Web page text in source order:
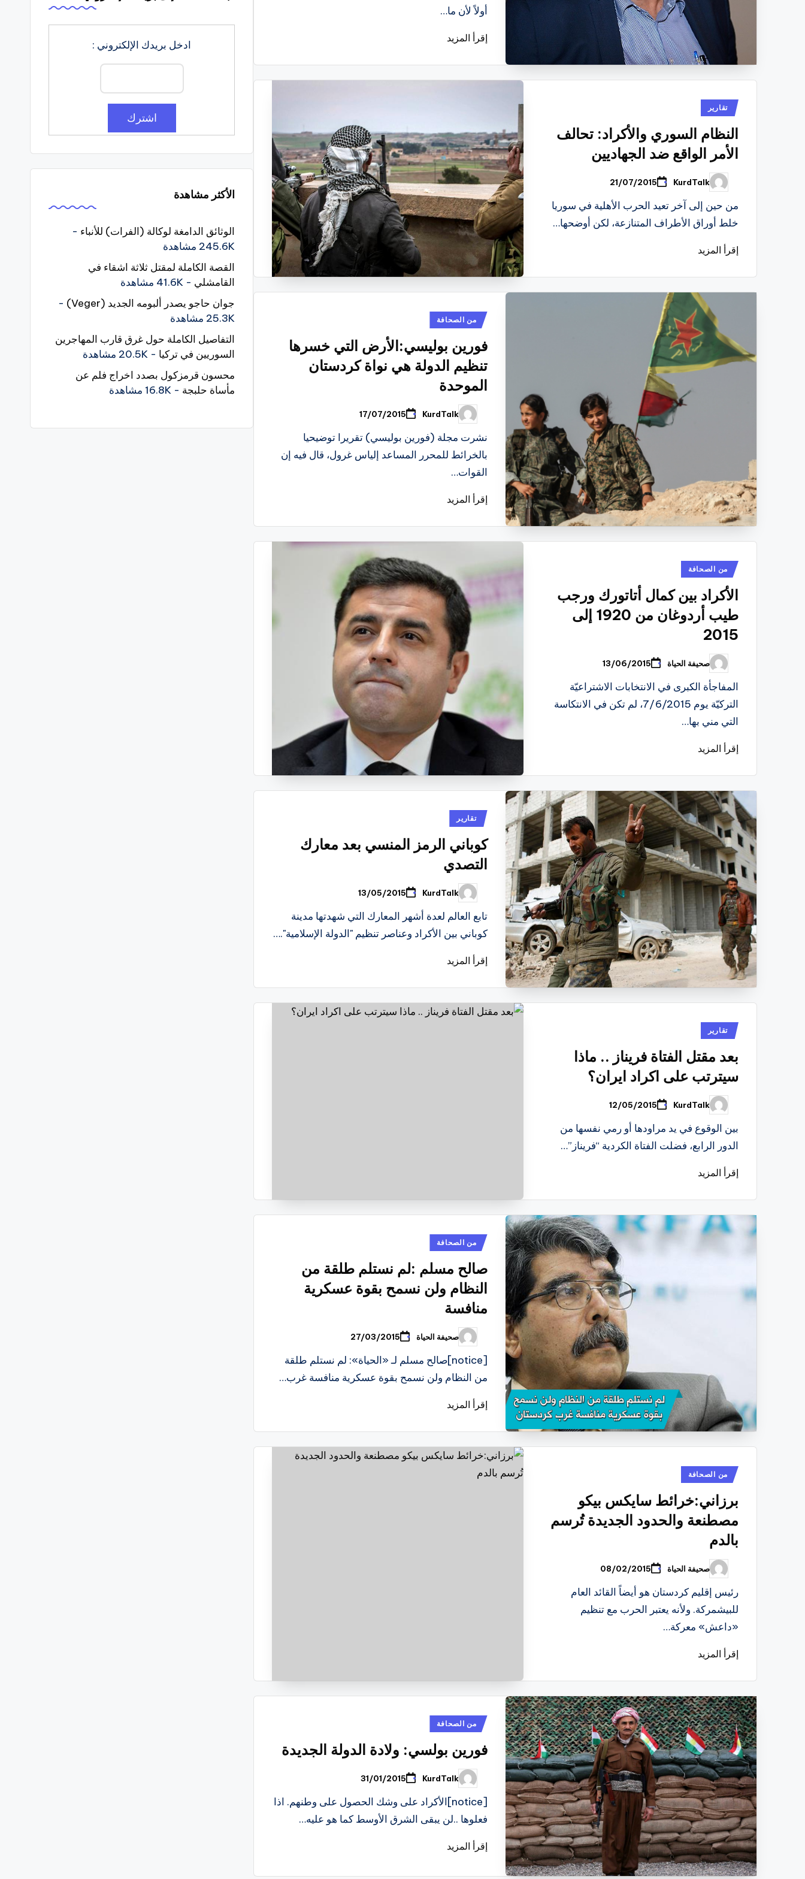
أولاً لأن ما…
إقرأ المزيد
نُشرتقارير
النظام السوري والأكراد: تحالف
الأمر الواقع ضد الجهاديين
تمّ
النشر
بواسطة
KurdTalk
21/07/2015
من حين إلى آخر تعيد الحرب الأهلية في سوريا
خلط أوراق الأطراف المتنازعة، لكن أوضحها…
إقرأ المزيد
نُشرمن الصحافة
فورين بوليسي:الأرض التي خسرها
تنظيم الدولة هي نواة كردستان
الموحدة
تمّ
النشر
بواسطة
KurdTalk
17/07/2015
نشرت مجلة (فورين بوليسي) تقريرا توضيحيا
بالخرائط للمحرر المساعد إلياس غرول، قال فيه إن
القوات…
إقرأ المزيد
نُشر
في
من الصحافة
الأكراد بين كمال أتاتورك ورجب
طيب أردوغان من 1920 إلى
2015
تمّ
النشر
بواسطة
صحيفة الحياة 13/06/2015
المفاجأة الكبرى في الانتخابات الاشتراعيّة
التركيّة يوم 7/6/2015، لم تكن في الانتكاسة
التي مني بها…
إقرأ المزيد
نُشرتقارير
كوباني الرمز المنسي بعد معارك
التصدي
تمّ
النشر
بواسطة
KurdTalk
13/05/2015
تابع العالم لعدة أشهر المعارك التي شهدتها مدينة
كوباني بين الأكراد وعناصر تنظيم "الدولة الإسلامية".…
إقرأ المزيد
نُشرتقارير
بعد مقتل الفتاة فريناز .. ماذا
سيترتب على اكراد ايران؟
تمّ
النشر
بواسطة
KurdTalk
12/05/2015
بين الوقوع في يد مراودها أو رمي نفسها من
الدور الرابع، فضلت الفتاة الكردية “فريناز”…
إقرأ المزيد
نُشرمن الصحافة
صالح مسلم :لم نستلم طلقة من
النظام ولن نسمح بقوة عسكرية
منافسة
تمّ
النشر
بواسطة
صحيفة الحياة 27/03/2015
[notice]صالح مسلم لـ «الحياة»: لم نستلم طلقة
من النظام ولن نسمح بقوة عسكرية منافسة غرب…
إقرأ المزيد
نُشرمن الصحافة
برزاني:خرائط سايكس بيكو
مصطنعة والحدود الجديدة تُرسم
بالدم
تمّ
النشر
بواسطة
صحيفة الحياة 08/02/2015
رئيس إقليم كردستان هو أيضاً القائد العام
للبيشمركة. ولأنه يعتبر الحرب مع تنظيم
«داعش» معركة…
إقرأ المزيد
نُشرمن الصحافة
فورين بولسي: ولادة الدولة الجديدة
تمّ
النشر
بواسطة
KurdTalk
31/01/2015
[notice]الأكراد على وشك الحصول على وطنهم. اذا
فعلوها ..لن يبقى الشرق الأوسط كما هو عليه…
إقرأ المزيد
ادخل بريدك الإلكتروني :
الأكثر مشاهدة
الوثائق الدامغة لوكالة (الفرات) للأنباء -
245.6K مشاهدة
القصة الكاملة لمقتل ثلاثة اشقاء في
القامشلي - 41.6K مشاهدة
جوان حاجو يصدر ألبومه الجديد (Veger)
-
25.3K مشاهدة
التفاصيل الكاملة حول غرق قارب المهاجرين
السوريين في تركيا - 20.5K مشاهدة
محسون قرمزكول بصدد اخراج فلم عن
مأساة حلبجة - 16.8K مشاهدة